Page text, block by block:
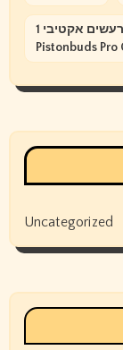
אוזניות אלחוטיות אמיתיות לביטול רעשים אקטיבי 1more
Pistonbuds Pro
Uncategorized